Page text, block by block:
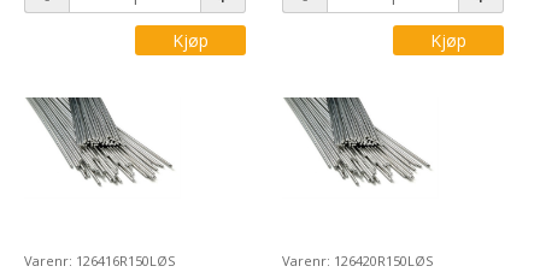
Kjøp Kjøp
Varenr: 126416R150LØS Varenr: 126420R150LØS